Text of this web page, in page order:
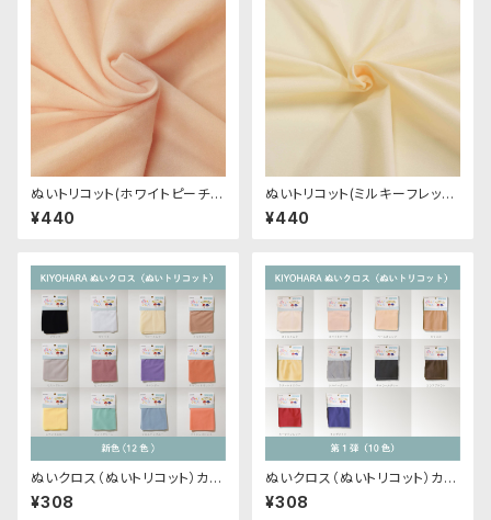
ぬいトリコット(ホワイトピーチ)
NL001 ぬいぐるみ用薄手パイル
生地 20cm
¥440
ぬいトリコット(ミルキーフレッシ
ュ)NL103 ぬいぐるみ用薄手パ
イル生地 20cm
¥440
ぬいクロス（ぬいトリコット）カッ
トクロス各色A（新色）｜清原株
式会社
¥308
ぬいクロス（ぬいトリコット）カッ
トクロス各色｜清原株式会社
¥308